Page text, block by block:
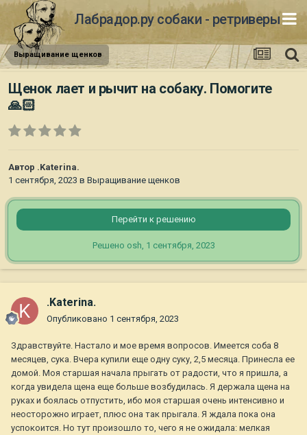
Лабрадор.ру собаки - ретриверы
Выращивание щенков
Щенок лает и рычит на собаку. Помогите
🙏🏻
Автор .Katerina.
1 сентября, 2023 в Выращивание щенков
Перейти к решению
Решено osh, 1 сентября, 2023
.Katerina.
Опубликовано 1 сентября, 2023
Здравствуйте. Настало и мое время вопросов. Имеется соба 8
месяцев, сука. Вчера купили еще одну суку, 2,5 месяца. Принесла ее
домой. Моя старшая начала прыгать от радости, что я пришла, а
когда увидела щена еще больше возбудилась. Я держала щена на
руках и боялась отпустить, ибо моя старшая очень интенсивно и
неосторожно играет, плюс она так прыгала. Я ждала пока она
успокоится. Но тут произошло то, чего я не ожидала: мелкая